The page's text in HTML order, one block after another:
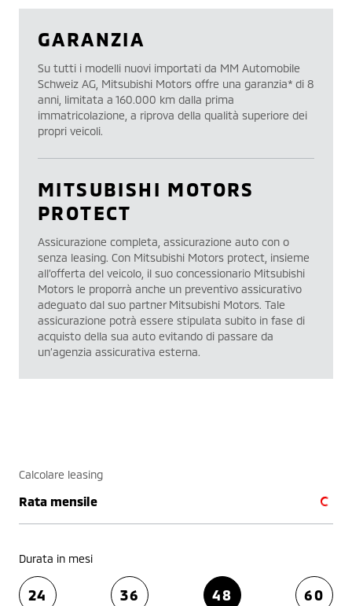
GARANZIA
Su tutti i modelli nuovi importati da MM Automobile
Schweiz AG, Mitsubishi Motors offre una garanzia* di 8
anni, limitata a 160.000 km dalla prima
immatricolazione, a riprova della qualità superiore dei
propri veicoli.
MITSUBISHI MOTORS
PROTECT
Assicurazione completa, assicurazione auto con o
senza leasing. Con Mitsubishi Motors protect, insieme
all’offerta del veicolo, il suo concessionario Mitsubishi
Motors le proporrà anche un preventivo assicurativo
adeguato dal suo partner Mitsubishi Motors. Tale
assicurazione potrà essere stipulata subito in fase di
acquisto della sua auto evitando di passare da
un’agenzia assicurativa esterna.
Calcolare leasing
Rata mensile
Durata in mesi
24 36 48 60